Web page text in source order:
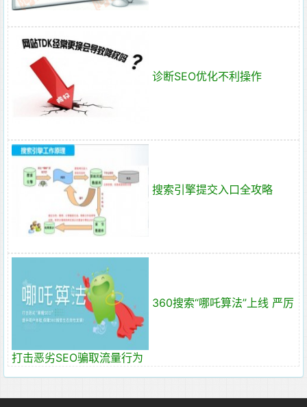
诊断SEO优化不利操作
搜索引擎提交入口全攻略
360搜索“哪吒算法”上线 严厉
打击恶劣SEO骗取流量行为